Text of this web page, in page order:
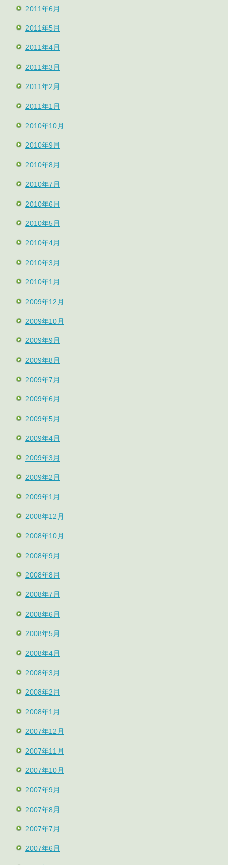
2011年6月
2011年5月
2011年4月
2011年3月
2011年2月
2011年1月
2010年10月
2010年9月
2010年8月
2010年7月
2010年6月
2010年5月
2010年4月
2010年3月
2010年1月
2009年12月
2009年10月
2009年9月
2009年8月
2009年7月
2009年6月
2009年5月
2009年4月
2009年3月
2009年2月
2009年1月
2008年12月
2008年10月
2008年9月
2008年8月
2008年7月
2008年6月
2008年5月
2008年4月
2008年3月
2008年2月
2008年1月
2007年12月
2007年11月
2007年10月
2007年9月
2007年8月
2007年7月
2007年6月